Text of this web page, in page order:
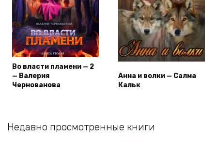
Во власти пламени — 2
— Валерия
Чернованова
Анна и волки — Салма
Кальк
Недавно просмотренные книги